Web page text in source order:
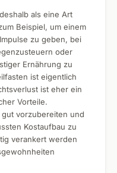
als eine Art
Beispiel, um einem
zu geben, bei
oder
Ernährung zu
ist eigentlich
ist eher ein
Vorteile.
vorzubereiten und
Kostaufbau zu
verankert werden